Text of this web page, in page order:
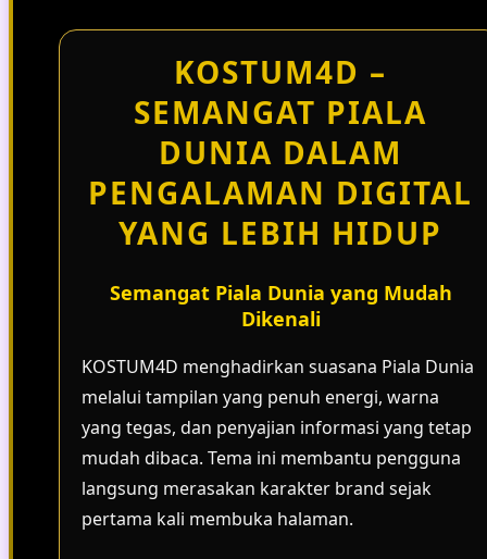
KOSTUM4D –
SEMANGAT PIALA
DUNIA DALAM
PENGALAMAN DIGITAL
YANG LEBIH HIDUP
Semangat Piala Dunia yang Mudah
Dikenali
KOSTUM4D menghadirkan suasana Piala Dunia
melalui tampilan yang penuh energi, warna
yang tegas, dan penyajian informasi yang tetap
mudah dibaca. Tema ini membantu pengguna
langsung merasakan karakter brand sejak
pertama kali membuka halaman.